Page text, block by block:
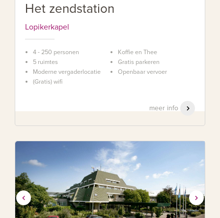
Het zendstation
Lopikerkapel
4 - 250 personen
5 ruimtes
Moderne vergaderlocatie
(Gratis) wifi
Koffie en Thee
Gratis parkeren
Openbaar vervoer
meer info